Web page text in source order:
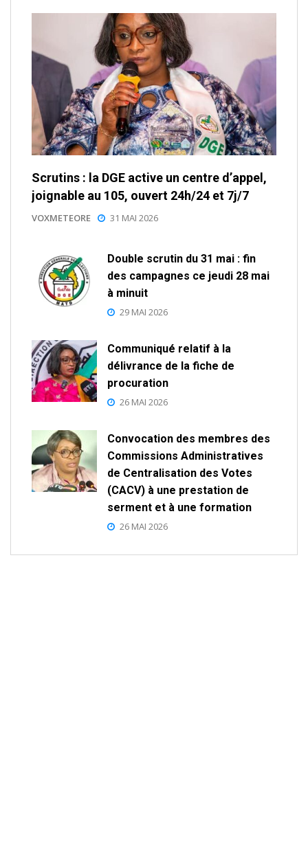
Scrutins : la DGE active un centre d’appel,
joignable au 105, ouvert 24h/24 et 7j/7
VOXMETEORE 31 MAI 2026
Double scrutin du 31 mai : fin
des campagnes ce jeudi 28 mai
à minuit
29 MAI 2026
Communiqué relatif à la
délivrance de la fiche de
procuration
26 MAI 2026
Convocation des membres des
Commissions Administratives
de Centralisation des Votes
(CACV) à une prestation de
serment et à une formation
26 MAI 2026